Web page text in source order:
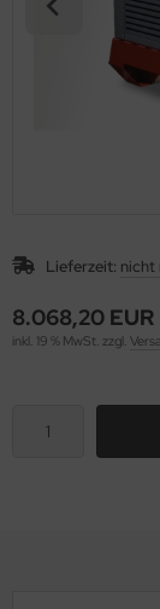
Lieferzeit: nicht
8.068,20 EUR
inkl. 19 % MwSt. zzgl.